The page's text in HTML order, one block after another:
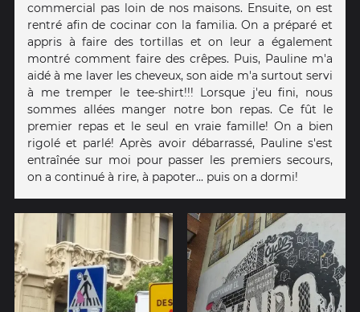
commercial pas loin de nos maisons. Ensuite, on est
rentré afin de cocinar con la familia. On a préparé et
appris à faire des tortillas et on leur a également
montré comment faire des crêpes. Puis, Pauline m'a
aidé à me laver les cheveux, son aide m'a surtout servi
à me tremper le tee-shirt!!! Lorsque j'eu fini, nous
sommes allées manger notre bon repas. Ce fût le
premier repas et le seul en vraie famille! On a bien
rigolé et parlé! Après avoir débarrassé, Pauline s'est
entraînée sur moi pour passer les premiers secours,
on a continué à rire, à papoter... puis on a dormi!